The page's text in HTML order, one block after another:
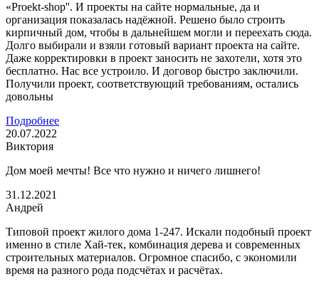
«Proekt-shop''. И проекты на сайте нормальные, да и
организация показалась надёжной. Решено было строить
кирпичный дом, чтобы в дальнейшем могли и переехать сюда.
Долго выбирали и взяли готовый вариант проекта на сайте.
Даже корректировки в проект заносить не захотели, хотя это
бесплатно. Нас все устроило. И договор быстро заключили.
Получили проект, соответствующий требованиям, остались
довольны
Подробнее
20.07.2022
Виктория
Дом моей мечты! Все что нужно и ничего лишнего!
31.12.2021
Андрей
Типовой проект жилого дома 1-247. Искали подобный проект
именно в стиле Хай-тек, комбинация дерева и современных
строительных материалов. Огромное спасибо, с экономили
время на разного рода подсчётах и расчётах.